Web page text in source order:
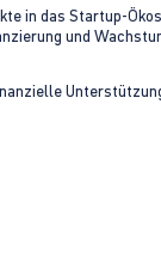
in das Startup-
und